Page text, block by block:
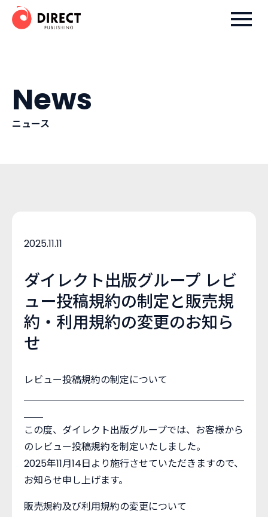
Skip
ダイレクト出版株式会社
News
ニュース
2025.11.11
ダイレクト出版グループ レビ
ュー投稿規約の制定と販売規
約・利用規約の変更のお知ら
せ
レビュー投稿規約の制定について
この度、ダイレクト出版グループでは、お客様から
のレビュー投稿規約を制定いたしました。
2025年11月14日より施行させていただきますので、
お知らせ申し上げます。
販売規約及び利用規約の変更について